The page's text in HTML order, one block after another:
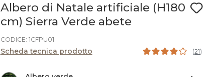
Albero di Natale artificiale (H180
cm) Sierra Verde abete
CODICE: 1CFPU01
Scheda tecnica prodotto (21)